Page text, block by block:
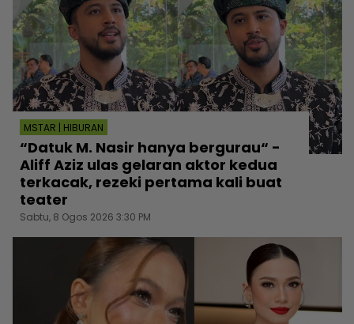
MSTAR | HIBURAN
“Datuk M. Nasir hanya bergurau“ -
Aliff Aziz ulas gelaran aktor kedua
terkacak, rezeki pertama kali buat
teater
Sabtu, 8 Ogos 2026 3:30 PM